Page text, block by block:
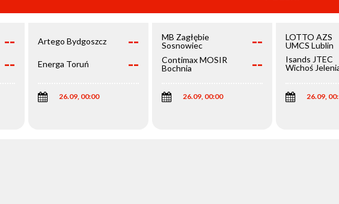
--
--
Artego Bydgoszcz --
Energa Toruń --
26.09, 00:00
MB Zagłębie
Sosnowiec
--
Contimax MOSIR
Bochnia
--
26.09, 00:00
LOTTO AZS
UMCS Lublin
Isands JTEC
Wichoś
26.09,